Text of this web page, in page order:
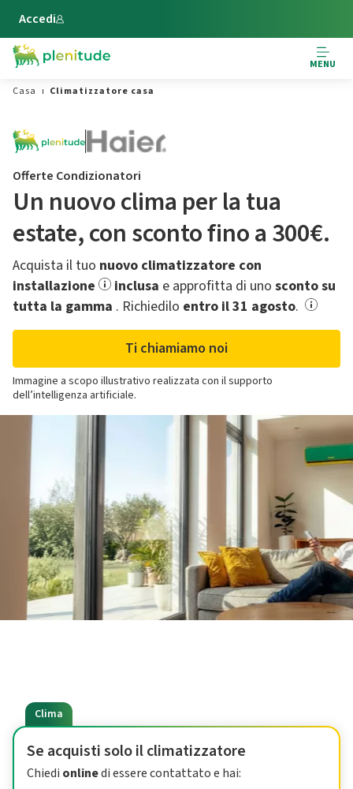
Vai al contenuto principale
Accedi
MENU
Casa
Climatizzatore casa
Offerte Condizionatori
Un nuovo clima per la tua
estate,​ con sconto fino a 300€.
Acquista il tuo nuovo climatizzatore con
installazione
inclusa e approfitta di uno sconto su
tutta la gamma .​ Richiedilo entro il 31 agosto.
Ti chiamiamo noi
Immagine a scopo illustrativo realizzata con il supporto
dell’intelligenza artificiale.
Clima
Se acquisti solo il climatizzatore
Chiedi onlinedi essere contattato e hai: